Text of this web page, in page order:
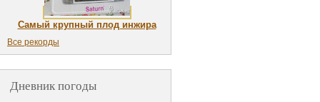
Самый крупный плод инжира
Все рекорды
Дневник погоды